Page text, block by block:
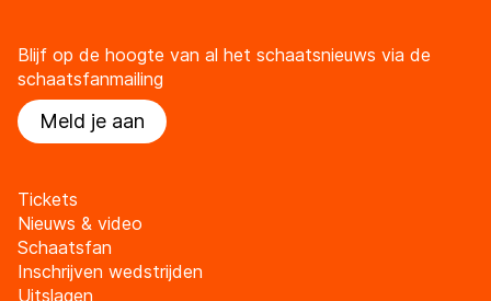
Blijf op de hoogte van al het schaatsnieuws via de
schaatsfanmailing
Meld je aan
Tickets
Nieuws & video
Schaatsfan
Inschrijven wedstrijden
Uitslagen